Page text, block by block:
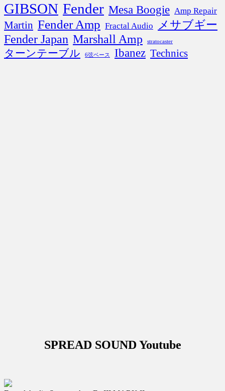
GIBSON Fender Mesa Boogie Amp Repair
Martin Fender Amp Fractal Audio メサブギー
Fender Japan Marshall Amp stratocaster
ターンテーブル 6弦ベース Ibanez Technics
SPREAD SOUND Youtube